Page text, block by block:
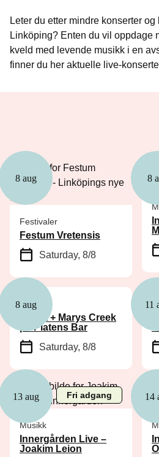
Leter du etter mindre konserter
Linköping? Enten du vil oppdage
kveld med levende musikk i en
finner du her aktuelle live-
8 aug
Festivaler
Festum Vretensis
Saturday, 8/8
8
8 aug
Musikk
Cyhra + Marys Creek
på Platens Bar
Saturday, 8/8
11
13 aug Fri adgang
Musikk
Innergården Live –
Joakim Leion
14